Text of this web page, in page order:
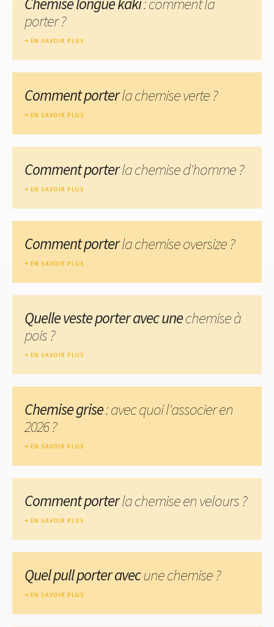
porter ?
EN SAVOIR PLUS
Comment porterla chemise verte ?
EN SAVOIR PLUS
Comment porterla chemise d'homme ?
EN SAVOIR PLUS
Comment porterla chemise oversize ?
EN SAVOIR PLUS
Quelle veste porter avec unechemise à
pois ?
EN SAVOIR PLUS
Chemise grise: avec quoi l'associer en
2026 ?
EN SAVOIR PLUS
Comment porterla chemise en velours ?
EN SAVOIR PLUS
Quel pull porter avecune chemise ?
EN SAVOIR PLUS